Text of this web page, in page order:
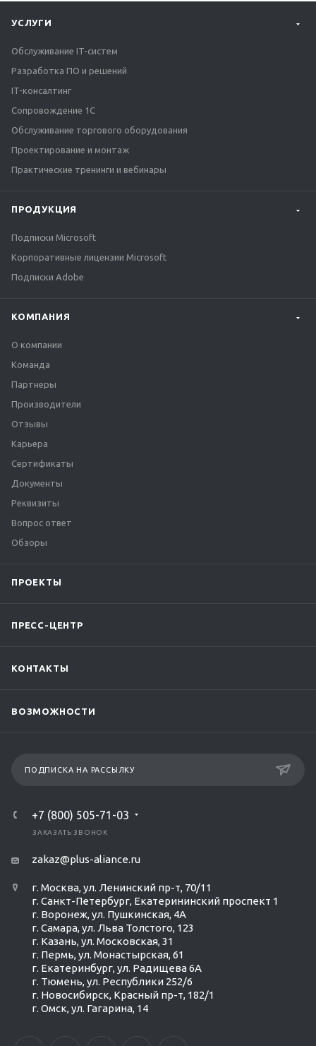
Ольга Кравченко
УСЛУГИ
Обслуживание IT-систем
Разработка ПО и решений
IT-консалтинг
Сопровождение 1С
Обслуживание торгового оборудования
Проектирование и монтаж
Практические тренинги и вебинары
ПРОДУКЦИЯ
Подписки Microsoft
Корпоративные лицензии Microsoft
Подписки Adobe
КОМПАНИЯ
О компании
Команда
Партнеры
Производители
Отзывы
Карьера
Сертификаты
Документы
Реквизиты
Вопрос ответ
Обзоры
ПРОЕКТЫ
ПРЕСС-ЦЕНТР
КОНТАКТЫ
ВОЗМОЖНОСТИ
ПОДПИСКА НА РАССЫЛКУ
+7 (800) 505-71-03
ЗАКАЗАТЬ ЗВОНОК
zakaz@plus-aliance.ru
г. Москва, ул. Ленинский пр-т, 70/11
г. Санкт-Петербург, Екатерининский проспект 1
г. Воронеж, ул. Пушкинская, 4А
г. Самара, ул. Льва Толстого, 123
г. Казань, ул. Московская, 31
г. Пермь, ул. Монастырская, 61
г. Екатеринбург, ул. Радищева 6А
г. Тюмень, ул. Республики 252/6
г. Новосибирск, Красный пр-т, 182/1
г. Омск, ул. ​Гагарина, 14